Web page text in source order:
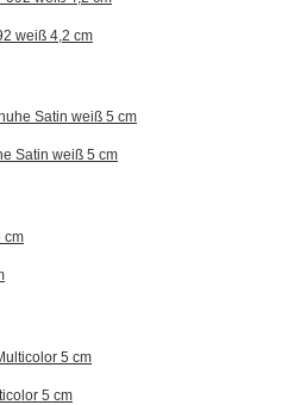
weiß 4,2 cm
Satin weiß 5 cm
5 cm